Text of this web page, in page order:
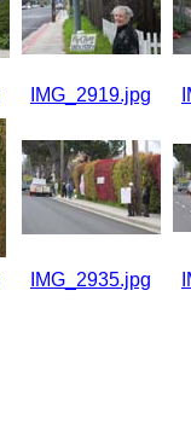
IMG_2919.jpg
IMG_2935.jpg